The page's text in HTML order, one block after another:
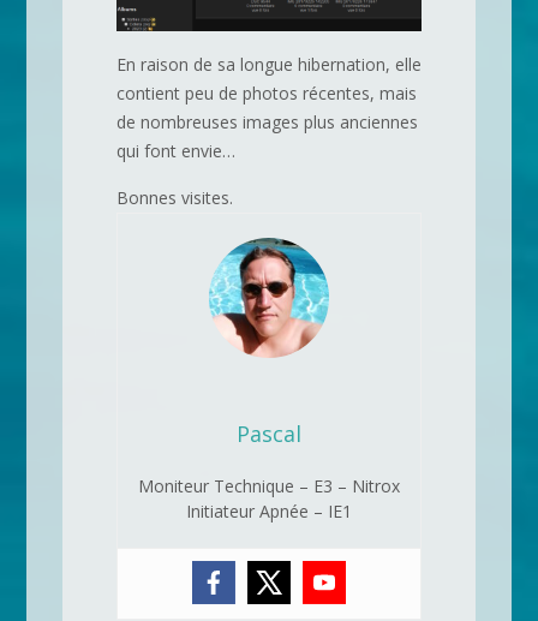
En raison de sa longue hibernation, elle
contient peu de photos récentes, mais
de nombreuses images plus anciennes
qui font envie…
Bonnes visites.
Pascal
Moniteur Technique – E3 – Nitrox
Initiateur Apnée – IE1